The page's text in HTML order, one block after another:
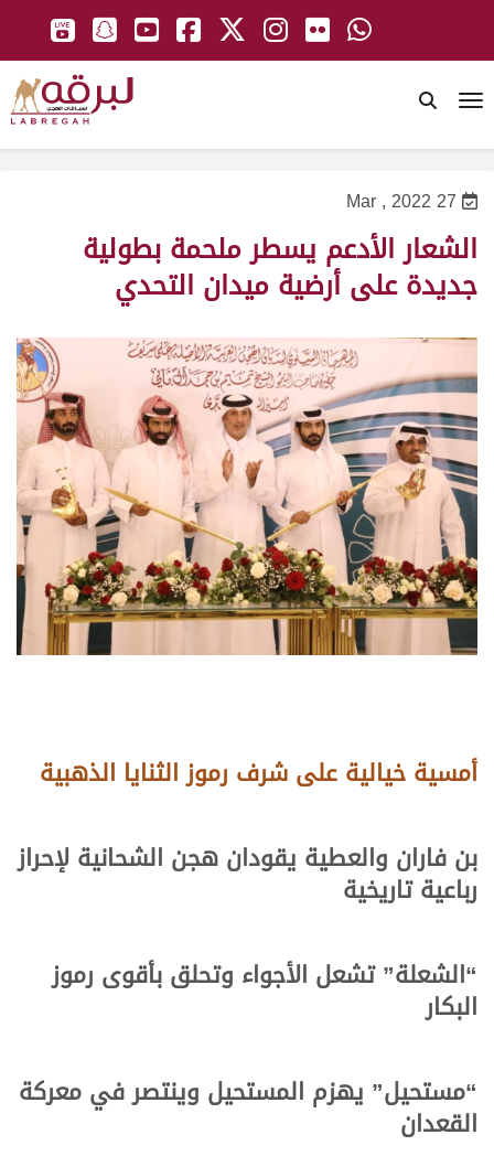
27 Mar , 2022
الشعار الأدعم يسطر ملحمة بطولية
جديدة على أرضية ميدان التحدي
أمسية خيالية على شرف رموز الثنايا الذهبية
بن فاران والعطية يقودان هجن الشحانية لإحراز
رباعية تاريخية
“الشعلة” تشعل الأجواء وتحلق بأقوى رموز
البكار
“مستحيل” يهزم المستحيل وينتصر في معركة
القعدان